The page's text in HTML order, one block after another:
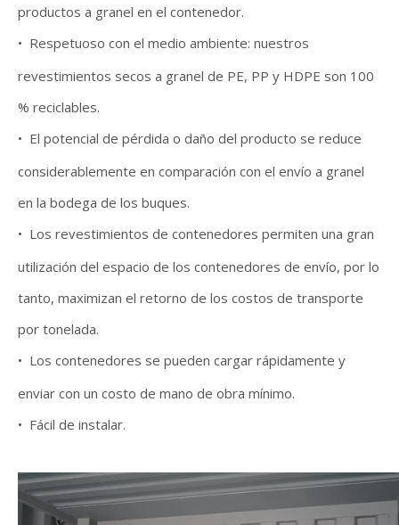
productos a granel en el contenedor.
• Respetuoso con el medio ambiente: nuestros
revestimientos secos a granel de PE, PP y HDPE son 100
% reciclables.
• El potencial de pérdida o daño del producto se reduce
considerablemente en comparación con el envío a granel
en la bodega de los buques.
• Los revestimientos de contenedores permiten una gran
utilización del espacio de los contenedores de envío, por lo
tanto, maximizan el retorno de los costos de transporte
por tonelada.
• Los contenedores se pueden cargar rápidamente y
enviar con un costo de mano de obra mínimo.
• Fácil de instalar.